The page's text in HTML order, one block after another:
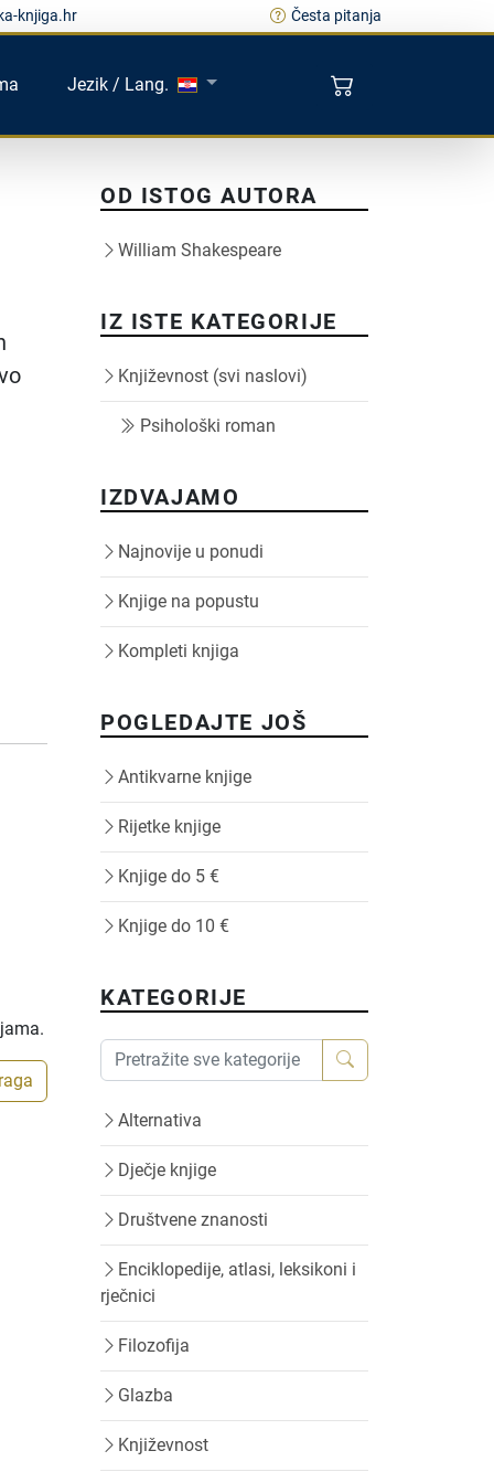
knjiga.hr Česta pitanja
Jezik / Lang.
OD ISTOG AUTORA
William Shakespeare
IZ ISTE KATEGORIJE
Književnost (svi naslovi)
Psihološki roman
IZDVAJAMO
Najnovije u ponudi
Knjige na popustu
Kompleti knjiga
POGLEDAJTE JOŠ
Antikvarne knjige
Rijetke knjige
Knjige do 5 €
Knjige do 10 €
KATEGORIJE
Alternativa
Dječje knjige
Društvene znanosti
Enciklopedije, atlasi, leksikoni i
rječnici
Filozofija
Glazba
Književnost